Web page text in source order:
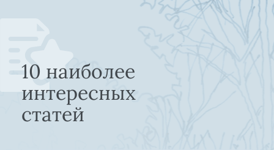
10 наиболее
интересных
статей